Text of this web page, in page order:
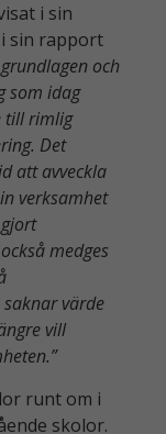
i sin
sin rapport
och
som idag
till rimlig
Det
att avveckla
verksamhet
medges
värde
vill
runt om i
skolor.